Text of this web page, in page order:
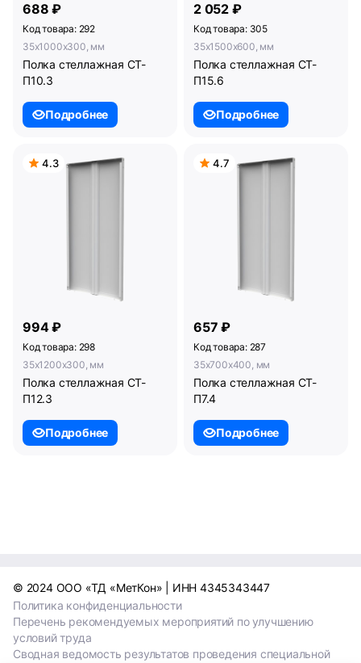
688 ₽
Код товара: 292
35x1000x300, мм
Полка стеллажная СТ-
П10.3
Подробнее
2 052 ₽
Код товара: 305
35x1500x600, мм
Полка стеллажная СТ-
П15.6
Подробнее
4.3
994 ₽
Код товара: 298
35x1200x300, мм
Полка стеллажная СТ-
П12.3
Подробнее
4.7
657 ₽
Код товара: 287
35x700x400, мм
Полка стеллажная СТ-
П7.4
Подробнее
© 2024 ООО «ТД «МетКон» | ИНН 4345343447
Политика конфиденциальности
Перечень рекомендуемых мероприятий по улучшению
условий труда
Сводная ведомость результатов проведения специальной